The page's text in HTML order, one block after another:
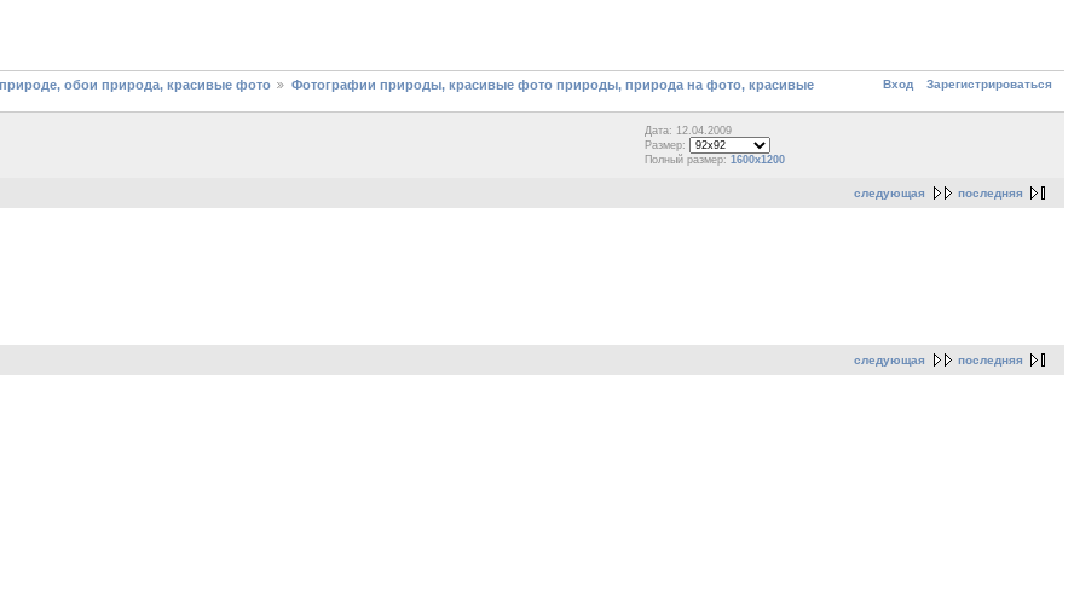
Вход Зарегистрироваться
обои природа, красивые фото
Фотографии природы, красивые фото природы, природа на фото, красивые
Дата: 12.04.2009
Размер:
Полный размер: 1600x1200
следующая последняя
следующая последняя